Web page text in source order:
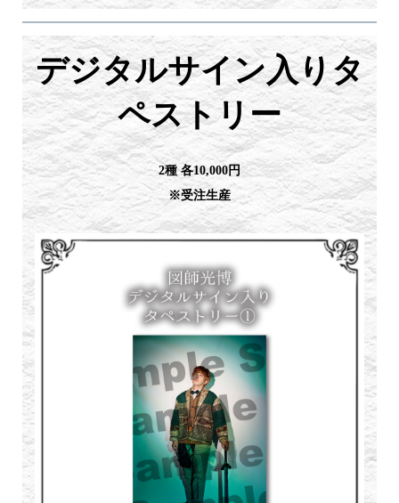
デジタルサイン入りタ
ペストリー
2種 各10,000円
※受注生産